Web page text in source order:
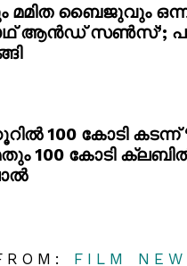
ബൈജുവും
ആൻഡ് സൺസ്’;
100 കോടി കടന്ന്
100 കോടി
FILM